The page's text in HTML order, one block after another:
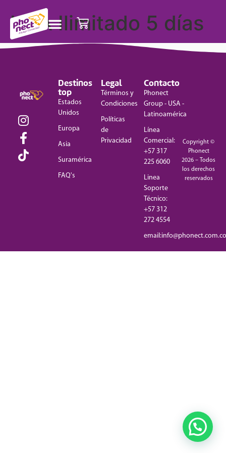
USA Ilimitado 5 días
Destinos
top
Estados
Unidos
Europa
Asia
Suramérica
FAQ's
Legal
Términos y
Condiciones
Políticas
de
Privacidad
Contacto
Phonect
Group - USA -
Latinoamérica
Línea
Comercial:
+57 317
225 6060
Linea
Soporte
Técnico:
+57 312
272 4554
email:info@phonect.com.co
Copyright ©
Phonect
2026 – Todos
los derechos
reservados